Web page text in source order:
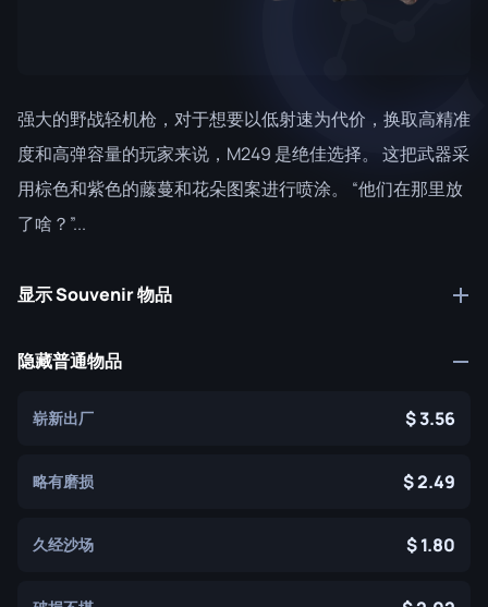
强大的野战轻机枪，对于想要以低射速为代价，换取高精准
度和高弹容量的玩家来说，M249 是绝佳选择。 这把武器采
用棕色和紫色的藤蔓和花朵图案进行喷涂。 “他们在那里放
了啥？”...
显示 Souvenir 物品
隐藏普通物品
崭新出厂 3.56
略有磨损 2.49
久经沙场 1.80